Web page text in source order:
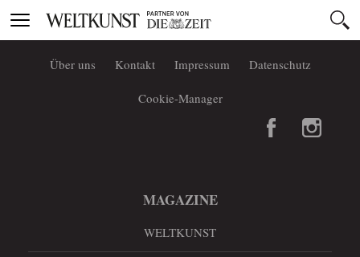
Toggle
navigation
Über uns Kontakt Impressum Datenschutz
Cookie-Manager
MAGAZINE
WELTKUNST